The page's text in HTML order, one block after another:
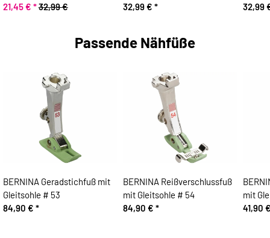
21,45 € *32,99 € 32,99 € * 32,99
Passende Nähfüße
BERNINA Geradstichfuß mit
Gleitsohle # 53
84,90 € *
BERNINA Reißverschlussfuß
mit Gleitsohle # 54
84,90 € *
mit
41,90